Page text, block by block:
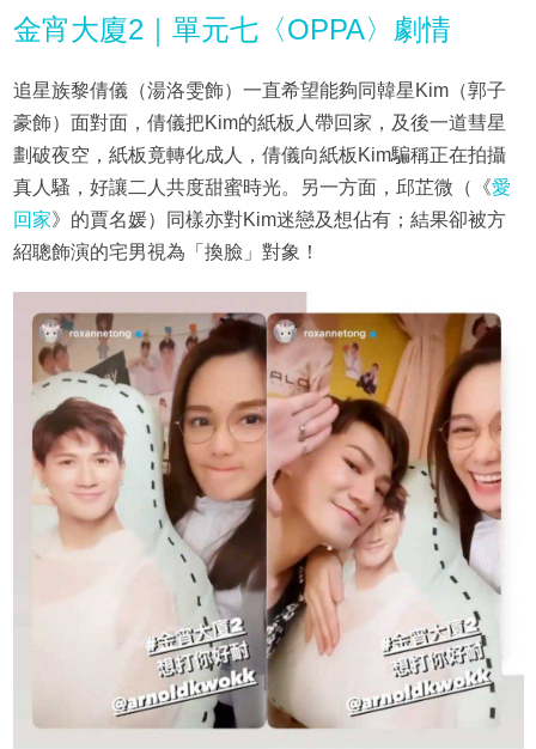
金宵大廈2｜單元七〈OPPA〉劇情
追星族黎倩儀（湯洛雯飾）一直希望能夠同韓星Kim（郭子
豪飾）面對面，倩儀把Kim的紙板人帶回家，及後一道彗星
劃破夜空，紙板竟轉化成人，倩儀向紙板Kim騙稱正在拍攝
真人騷，好讓二人共度甜蜜時光。另一方面，邱芷微（《愛
回家》的賈名媛）同樣亦對Kim迷戀及想佔有；結果卻被方
紹聰飾演的宅男視為「換臉」對象！